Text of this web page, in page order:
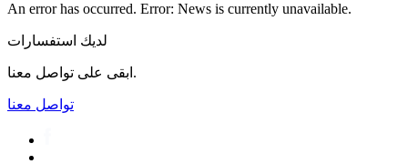
An error has occurred. Error: News is currently unavailable.
لديك استفسارات
ابقى على تواصل معنا.
تواصل معنا